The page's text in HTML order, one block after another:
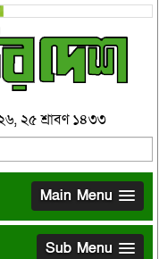
২৫ শ্রাবণ ১৪৩৩
Main Menu
Sub Menu